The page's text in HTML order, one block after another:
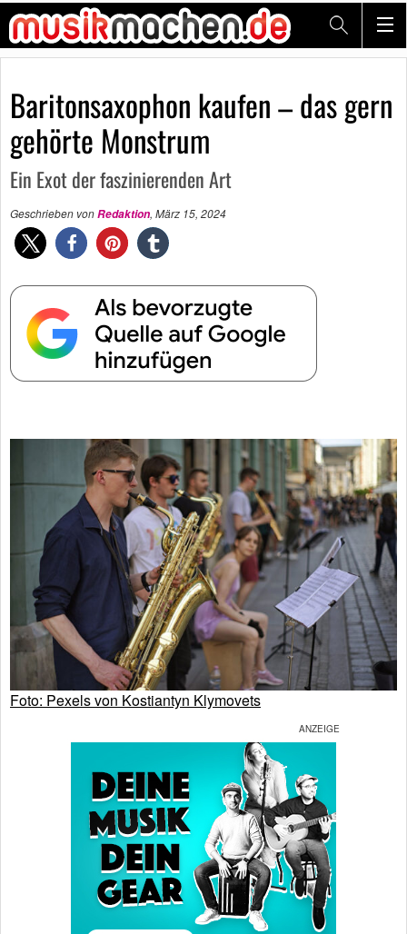
Baritonsaxophon kaufen – das gern
gehörte Monstrum
Ein Exot der faszinierenden Art
Geschrieben vonRedaktion, März 15, 2024
Foto: Pexels von Kostiantyn Klymovets